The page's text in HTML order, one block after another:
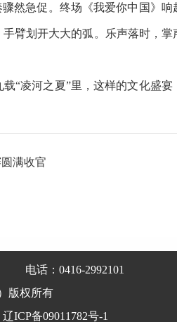
然急促。终场《我爱你中国》
臂划开大大的弧。乐声落时，
凌河之夏”里，这样的文化盛宴
满收官
电话：0416-2992101
版权所有
辽ICP备09011782号-1